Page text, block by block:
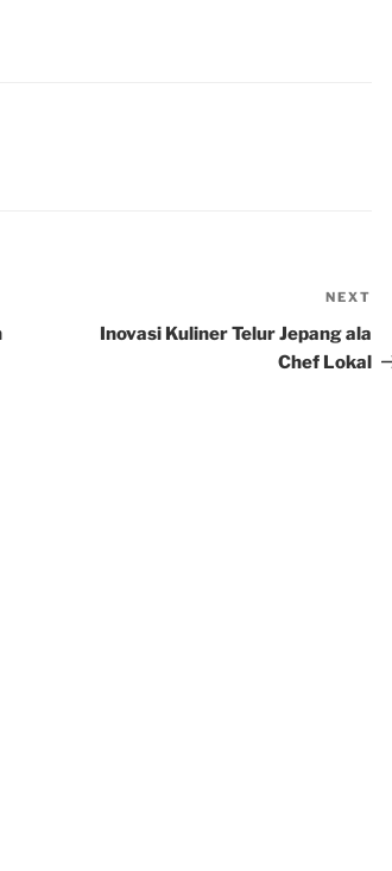
NEXT
Inovasi Kuliner Telur Jepang ala
Chef Lokal